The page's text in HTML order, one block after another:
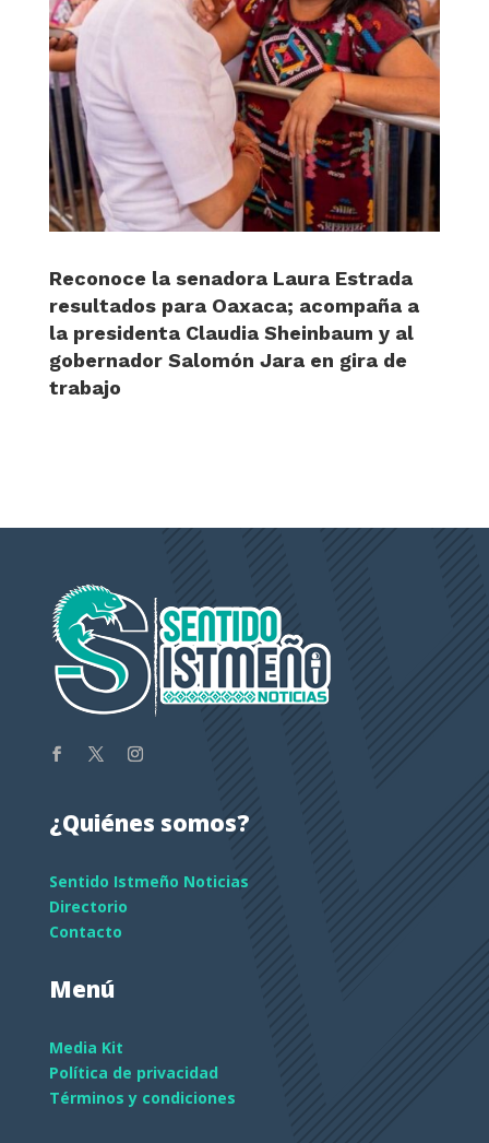
Reconoce la senadora Laura Estrada
resultados para Oaxaca; acompaña a
la presidenta Claudia Sheinbaum y al
gobernador Salomón Jara en gira de
trabajo
¿Quiénes somos?
Sentido Istmeño Noticias
Directorio
Contacto
Menú
Media Kit
Política de privacidad
Términos y condiciones